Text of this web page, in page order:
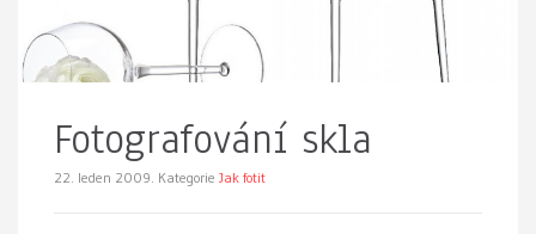
Fotografování skla
22. leden 2009. Kategorie Jak fotit